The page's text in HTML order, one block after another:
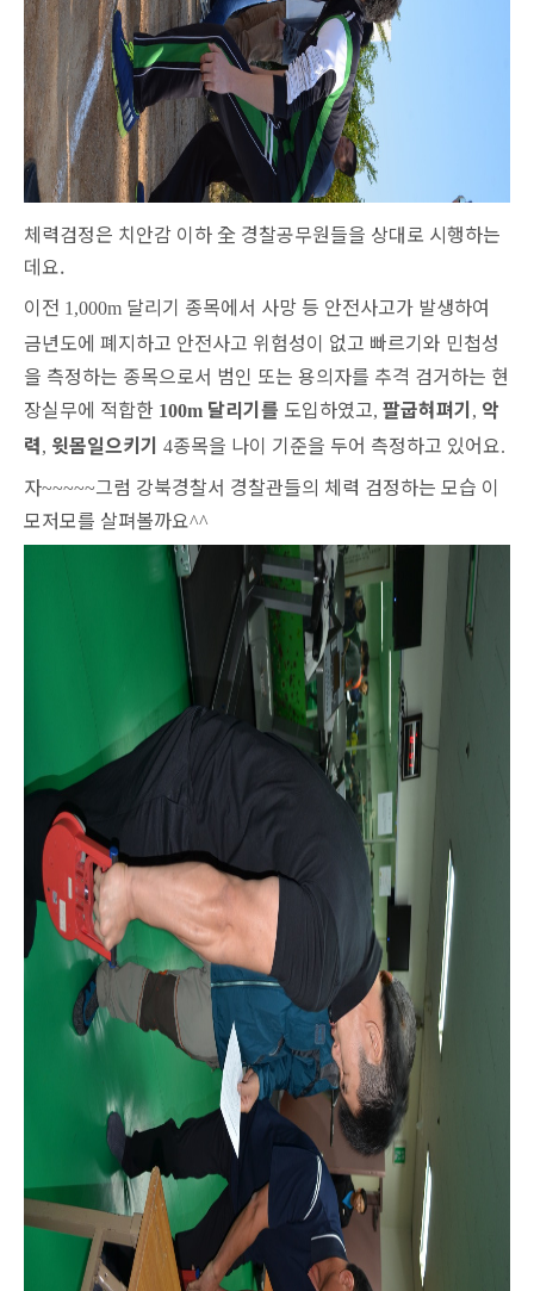
체력검정은 치안감 이하 全 경찰공무원들을 상대로 시행하는
데요.
이전 1,000m 달리기 종목에서 사망 등 안전사고가 발생하여
금년도에 폐지하고 안전사고 위험성이 없고 빠르기와 민첩성
을 측정하는 종목으로서 범인 또는 용의자를 추격 검거하는 현
장실무에 적합한 100m 달리기를 도입하였고, 팔굽혀펴기 , 악
력, 윗몸일으키기 4종목을 나이 기준을 두어 측정하고 있어요.
자~~~~~그럼 강북경찰서 경찰관들의 체력 검정하는 모습 이
모저모를 살펴볼까요^^